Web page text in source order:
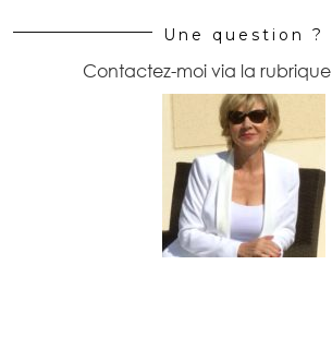
Une question ?
Contactez-moi via la rubrique